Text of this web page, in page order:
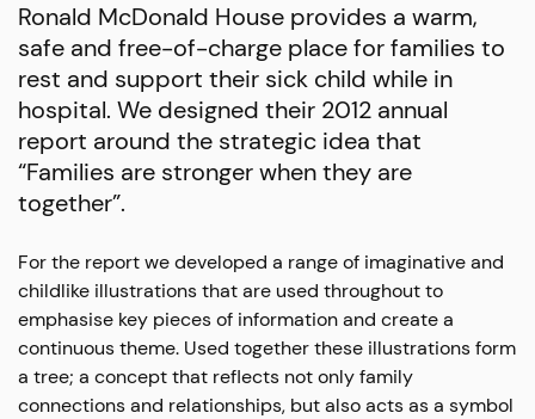
Ronald McDonald House provides a warm,
safe and free-of-charge place for families to
rest and support their sick child while in
hospital. We designed their 2012 annual
report around the strategic idea that
“Families are stronger when they are
together”.
For the report we developed a range of imaginative and
childlike illustrations that are used throughout to
emphasise key pieces of information and create a
continuous theme. Used together these illustrations form
a tree; a concept that reflects not only family
connections and relationships, but also acts as a symbol